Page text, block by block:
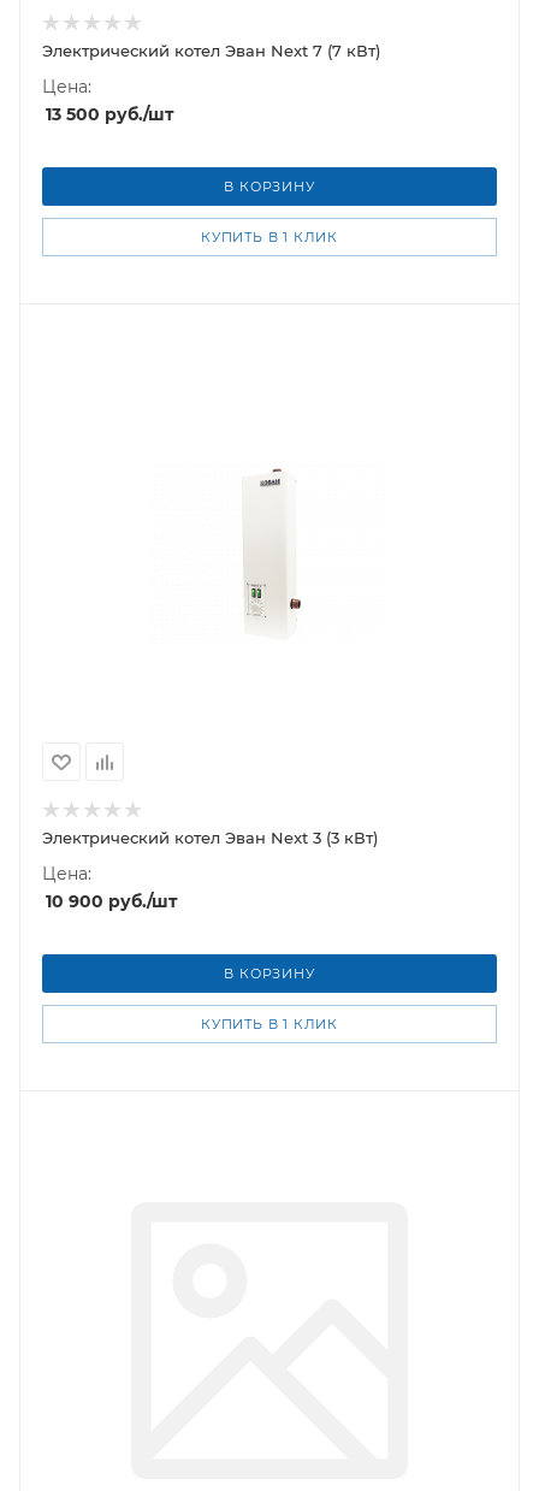
Электрический котел Эван Next 7 (7 кВт)
Цена:
13 500 руб./шт
В КОРЗИНУ
КУПИТЬ В 1 КЛИК
Электрический котел Эван Next 3 (3 кВт)
Цена:
10 900 руб./шт
В КОРЗИНУ
КУПИТЬ В 1 КЛИК